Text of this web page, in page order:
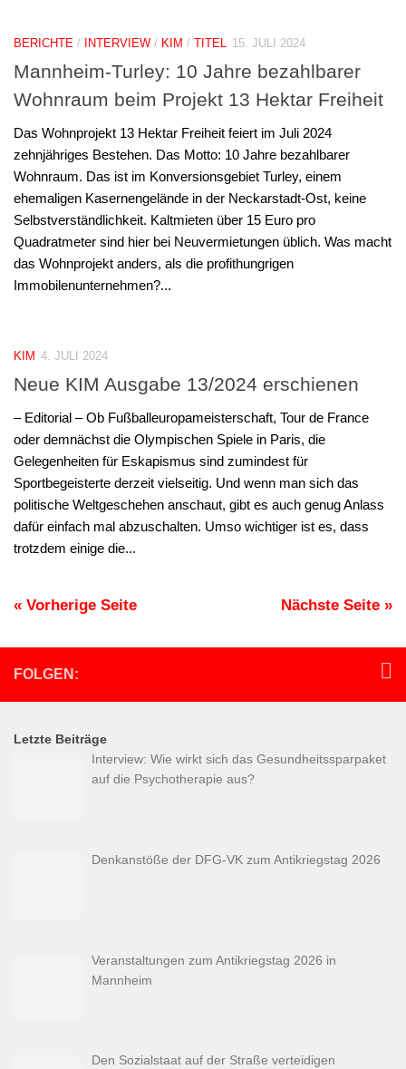
BERICHTE / INTERVIEW / KIM / TITEL 15. JULI 2024
Mannheim-Turley: 10 Jahre bezahlbarer
Wohnraum beim Projekt 13 Hektar Freiheit
Das Wohnprojekt 13 Hektar Freiheit feiert im Juli 2024
zehnjähriges Bestehen. Das Motto: 10 Jahre bezahlbarer
Wohnraum. Das ist im Konversionsgebiet Turley, einem
ehemaligen Kasernengelände in der Neckarstadt-Ost, keine
Selbstverständlichkeit. Kaltmieten über 15 Euro pro
Quadratmeter sind hier bei Neuvermietungen üblich. Was macht
das Wohnprojekt anders, als die profithungrigen
Immobilenunternehmen?...
KIM 4. JULI 2024
Neue KIM Ausgabe 13/2024 erschienen
– Editorial – Ob Fußballeuropameisterschaft, Tour de France
oder demnächst die Olympischen Spiele in Paris, die
Gelegenheiten für Eskapismus sind zumindest für
Sportbegeisterte derzeit vielseitig. Und wenn man sich das
politische Weltgeschehen anschaut, gibt es auch genug Anlass
dafür einfach mal abzuschalten. Umso wichtiger ist es, dass
trotzdem einige die...
« Vorherige Seite Nächste Seite »
FOLGEN:
Letzte Beiträge
Interview: Wie wirkt sich das Gesundheitssparpaket
auf die Psychotherapie aus?
Denkanstöße der DFG-VK zum Antikriegstag 2026
Veranstaltungen zum Antikriegstag 2026 in
Mannheim
Den Sozialstaat auf der Straße verteidigen